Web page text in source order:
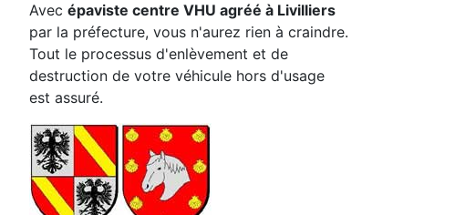
Avec épaviste centre VHU agréé à Livilliers
par la préfecture, vous n'aurez rien à craindre.
Tout le processus d'enlèvement et de
destruction de votre véhicule hors d'usage
est assuré.